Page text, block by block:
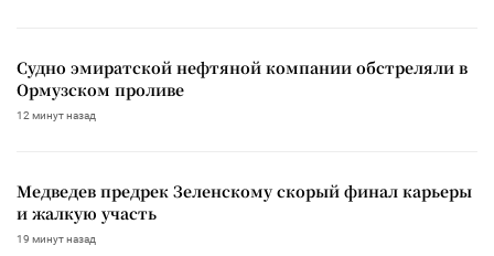
Судно эмиратской нефтяной компании обстреляли в
Ормузском проливе
12 минут назад
Медведев предрек Зеленскому скорый финал карьеры
и жалкую участь
19 минут назад